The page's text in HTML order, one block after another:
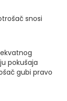
snosi
pokušaja
gubi pravo